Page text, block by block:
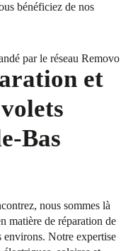
bénéficiez de nos
par le réseau Removo
et
Bas
nous sommes là
matière de réparation de
environs. Notre expertise